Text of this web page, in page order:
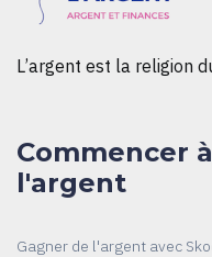
L’argent est la religion
Commencer
l'argent
Gagner de l'argent avec